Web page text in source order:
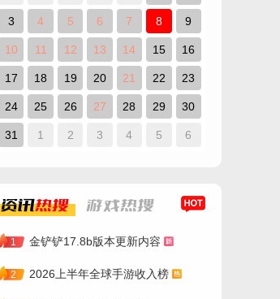
3 4 5 6 7 8 9
10 11 12 13 14 15 16
17 18 19 20 21 22 23
24 25 26 27 28 29 30
31 1 2 3 4 5 6
资讯热搜 游戏热搜
1 金铲铲17.8b版本更新内容
2 2026上半年全球手游收入榜